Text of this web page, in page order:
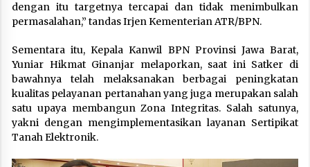
dengan itu targetnya tercapai dan tidak menimbulkan
permasalahan,” tandas Irjen Kementerian ATR/BPN.
Sementara itu, Kepala Kanwil BPN Provinsi Jawa Barat,
Yuniar Hikmat Ginanjar melaporkan, saat ini Satker di
bawahnya telah melaksanakan berbagai peningkatan
kualitas pelayanan pertanahan yang juga merupakan salah
satu upaya membangun Zona Integritas. Salah satunya,
yakni dengan mengimplementasikan layanan Sertipikat
Tanah Elektronik.